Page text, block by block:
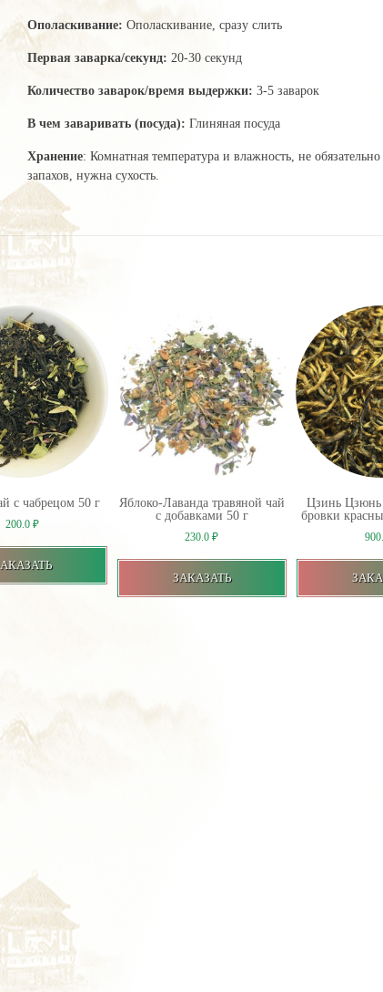
Ополаскивание: Ополаскивание, сразу слить
Первая заварка/секунд: 20-30 секунд
Количество заварок/время выдержки: 3-5 заварок
В чем заваривать (посуда): Глиняная посуда
Хранение: Комнатная температура и влажность, не
запахов, нужна сухость.
с чабрецом 50 г
200.0₽
Яблоко-Лаванда травяной чай
с добавками 50 г
230.0₽
ЗАКАЗАТЬ
Цзинь
бровки